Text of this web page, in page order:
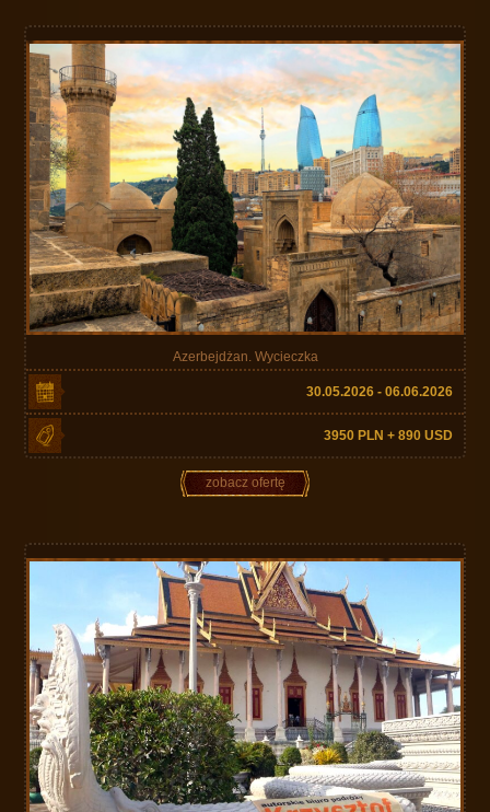
Azerbejdżan. Wycieczka
30.05.2026 - 06.06.2026
3950 PLN + 890 USD
zobacz ofertę